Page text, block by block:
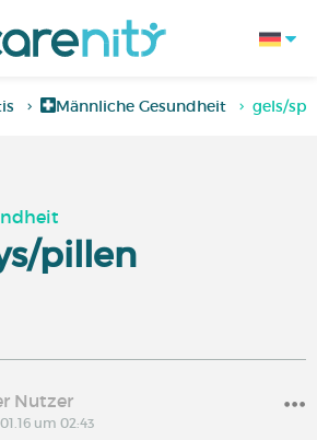
Männliche Gesundheit gels/
pillen
Nutzer
um 02:43